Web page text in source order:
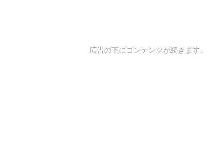
広告の下にコンテンツが続きます。